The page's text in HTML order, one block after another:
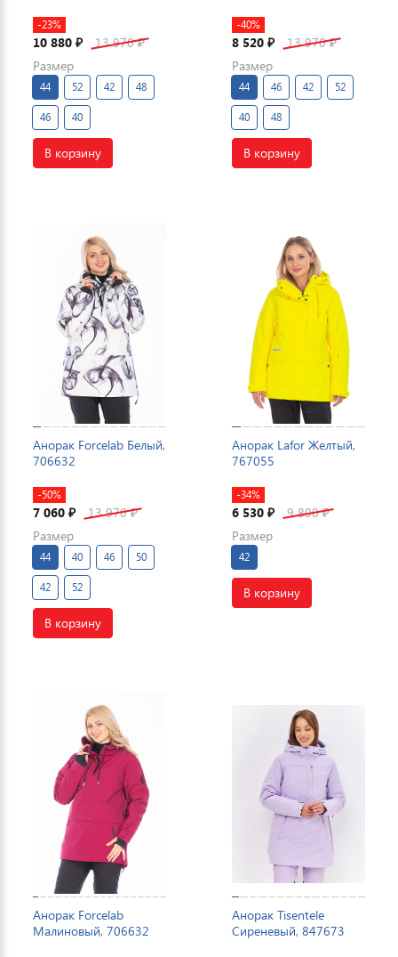
-23%
10 880 ₽ 13 970₽
Размер
44 52 42 48
46 40
В корзину
-40%
8 520 ₽ 13 970₽
Размер
44 46 42 52
40 48
В корзину
Анорак Forcelab Белый,
706632
-50%
7 060 ₽ 13 970₽
Размер
44 40 46 50
42 52
В корзину
Анорак Lafor Желтый,
767055
-34%
6 530 ₽ 9 800₽
Размер
42
В корзину
Анорак Forcelab
Малиновый, 706632
Анорак Tisentele
Сиреневый, 847673